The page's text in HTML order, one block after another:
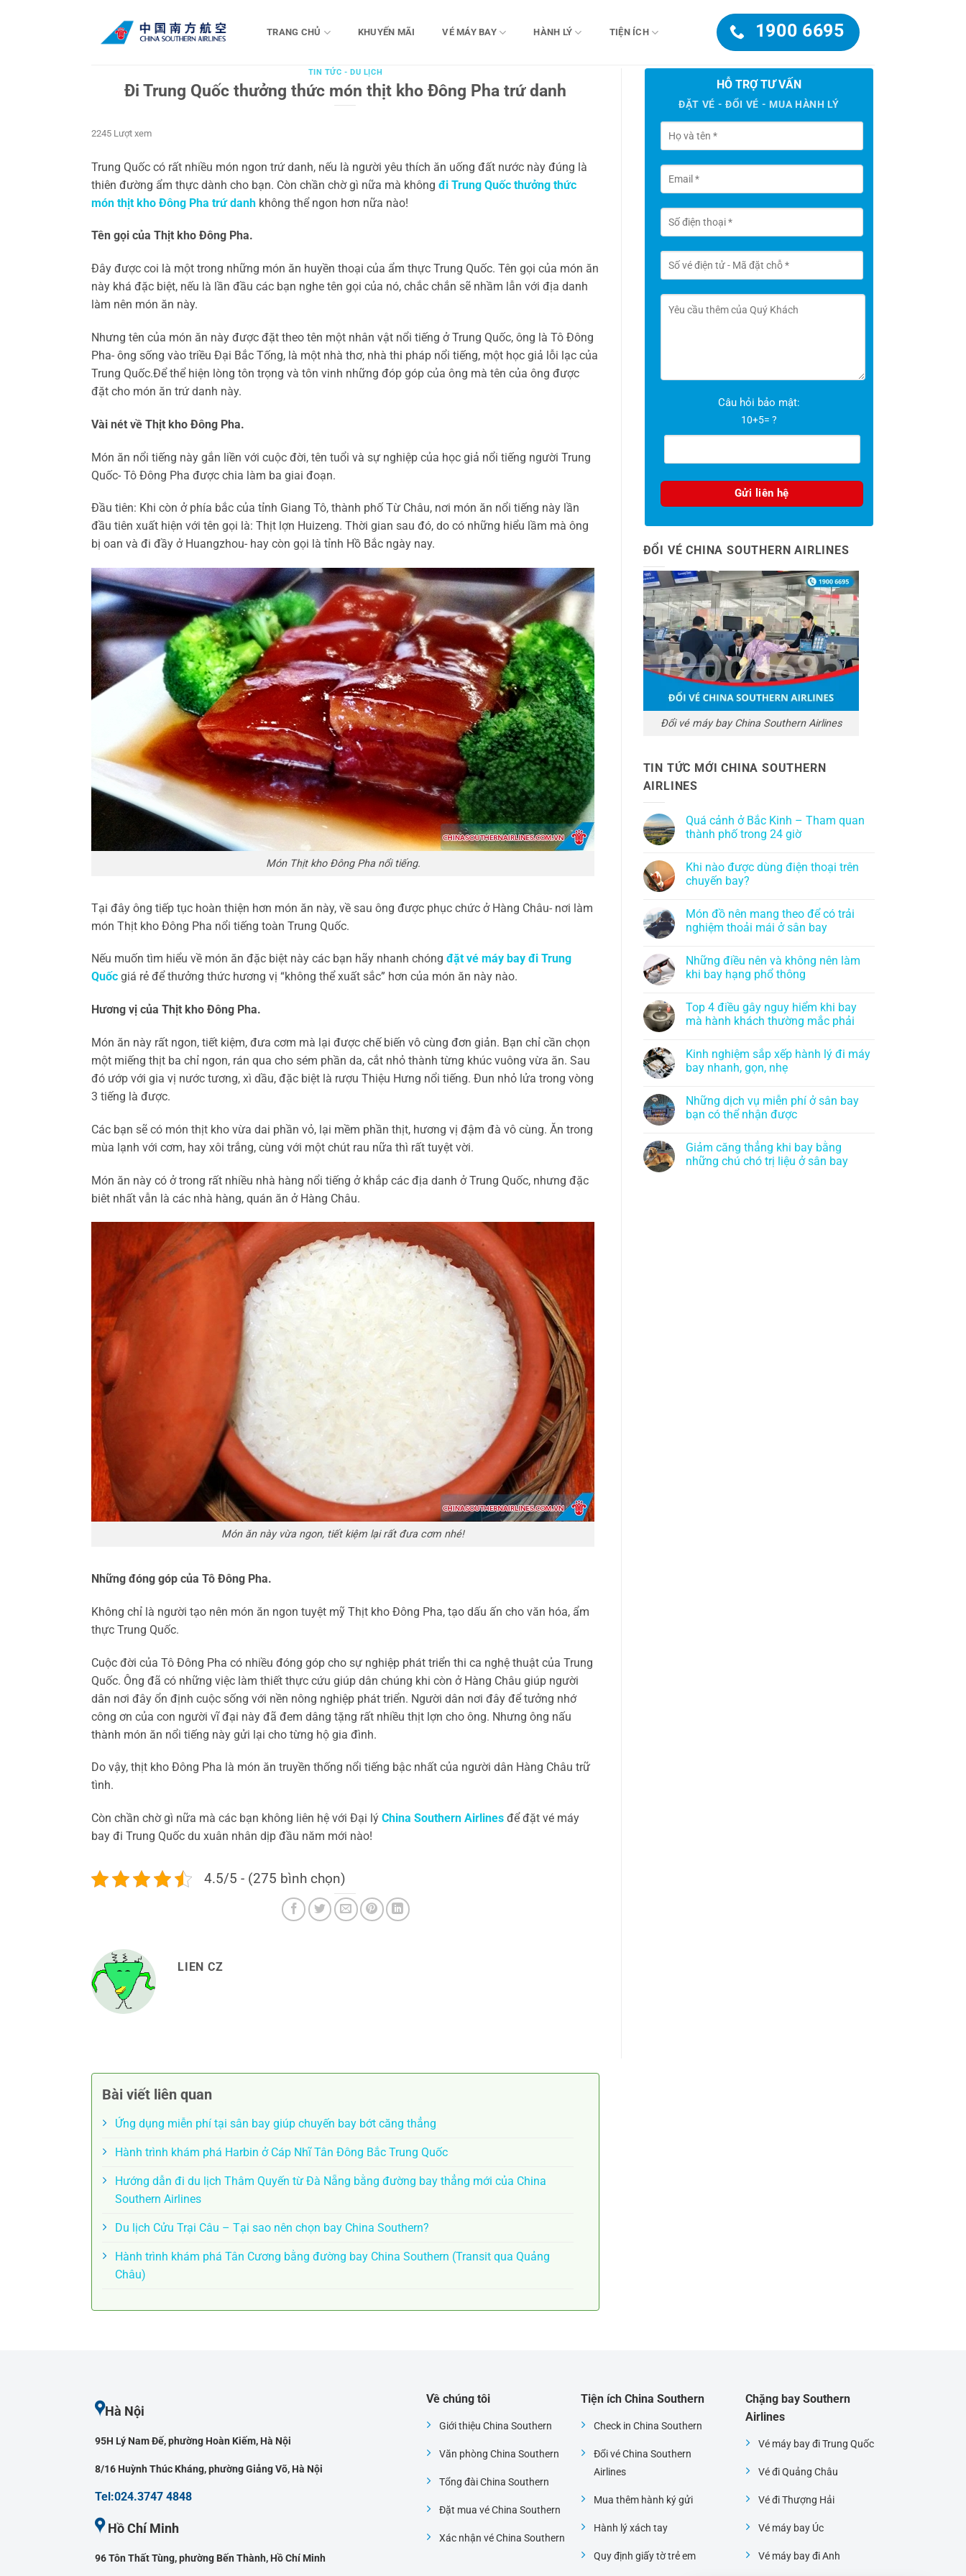
TRANG CHỦ KHUYẾN MÃI VÉ MÁY BAY HÀNH LÝ TIỆN ÍCH 1900 6695
TIN TỨC - DU LỊCH
Đi Trung Quốc thưởng thức món thịt kho Đông Pha trứ danh
2245 Lượt xem
Trung Quốc có rất nhiều món ngon trứ danh, nếu là người yêu thích ăn uống đất nước này đúng là
thiên đường ẩm thực dành cho bạn. Còn chần chờ gì nữa mà không đi Trung Quốc thưởng thức
món thịt kho Đông Pha trứ danh không thể ngon hơn nữa nào!
Tên gọi của Thịt kho Đông Pha.
Đây được coi là một trong những món ăn huyền thoại của ẩm thực Trung Quốc. Tên gọi của món ăn
này khá đặc biệt, nếu là lần đầu các bạn nghe tên gọi của nó, chắc chắn sẽ nhầm lẫn với địa danh
làm nên món ăn này.
Nhưng tên của món ăn này được đặt theo tên một nhân vật nổi tiếng ở Trung Quốc, ông là Tô Đông
Pha- ông sống vào triều Đại Bắc Tống, là một nhà thơ, nhà thi pháp nổi tiếng, một học giả lỗi lạc của
Trung Quốc.Để thể hiện lòng tôn trọng và tôn vinh những đóp góp của ông mà tên của ông được
đặt cho món ăn trứ danh này.
Vài nét về Thịt kho Đông Pha.
Món ăn nổi tiếng này gắn liền với cuộc đời, tên tuổi và sự nghiệp của học giả nổi tiếng người Trung
Quốc- Tô Đông Pha được chia làm ba giai đoạn.
Đầu tiên: Khi còn ở phía bắc của tỉnh Giang Tô, thành phố Từ Châu, nơi món ăn nổi tiếng này lần
đầu tiên xuất hiện với tên gọi là: Thịt lợn Huizeng. Thời gian sau đó, do có những hiểu lầm mà ông
bị oan và đi đầy ở Huangzhou- hay còn gọi là tỉnh Hồ Bắc ngày nay.
Món Thịt kho Đông Pha nổi tiếng.
Tại đây ông tiếp tục hoàn thiện hơn món ăn này, về sau ông được phục chức ở Hàng Châu- nơi làm
món Thịt kho Đông Pha nổi tiếng toàn Trung Quốc.
Nếu muốn tìm hiểu về món ăn đặc biệt này các bạn hãy nhanh chóng đặt vé máy bay đi Trung
Quốc giá rẻ để thưởng thức hương vị “không thể xuất sắc” hơn của món ăn này nào.
Hương vị của Thịt kho Đông Pha.
Món ăn này rất ngon, tiết kiệm, đưa cơm mà lại được chế biến vô cùng đơn giản. Bạn chỉ cần chọn
một miếng thịt ba chỉ ngon, rán qua cho sém phần da, cắt nhỏ thành từng khúc vuông vừa ăn. Sau
đó ướp với gia vị nước tương, xì dầu, đặc biệt là rượu Thiệu Hưng nổi tiếng. Đun nhỏ lửa trong vòng
3 tiếng là được.
Các bạn sẽ có món thịt kho vừa dai phần vỏ, lại mềm phần thịt, hương vị đậm đà vô cùng. Ăn trong
mùa lạnh với cơm, hay xôi trắng, cùng với một chút rau nữa thì rất tuyệt vời.
Món ăn này có ở trong rất nhiều nhà hàng nổi tiếng ở khắp các địa danh ở Trung Quốc, nhưng đặc
biêt nhất vẫn là các nhà hàng, quán ăn ở Hàng Châu.
Món ăn này vừa ngon, tiết kiệm lại rất đưa cơm nhé!
Những đóng góp của Tô Đông Pha.
Không chỉ là người tạo nên món ăn ngon tuyệt mỹ Thịt kho Đông Pha, tạo dấu ấn cho văn hóa, ẩm
thực Trung Quốc.
Cuộc đời của Tô Đông Pha có nhiều đóng góp cho sự nghiệp phát triển thi ca nghệ thuật của Trung
Quốc. Ông đã có những việc làm thiết thực cứu giúp dân chúng khi còn ở Hàng Châu giúp người
dân nơi đây ổn định cuộc sống với nền nông nghiệp phát triển. Người dân nơi đây để tưởng nhớ
công ơn của con người vĩ đại này đã đem dâng tặng rất nhiều thịt lợn cho ông. Nhưng ông nấu
thành món ăn nổi tiếng này gửi lại cho từng hộ gia đình.
Do vậy, thịt kho Đông Pha là món ăn truyền thống nổi tiếng bậc nhất của người dân Hàng Châu trữ
tình.
Còn chần chờ gì nữa mà các bạn không liên hệ với Đại lý China Southern Airlines để đặt vé máy
bay đi Trung Quốc du xuân nhân dịp đầu năm mới nào!
4.5/5 - (275 bình chọn)
LIEN CZ
HỖ TRỢ TƯ VẤN
ĐẶT VÉ - ĐỔI VÉ - MUA HÀNH LÝ
Câu hỏi bảo mật:
10+5= ?
ĐỔI VÉ CHINA SOUTHERN AIRLINES
Đổi vé máy bay China Southern Airlines
TIN TỨC MỚI CHINA SOUTHERN
AIRLINES
Quá cảnh ở Bắc Kinh – Tham quan
thành phố trong 24 giờ
Khi nào được dùng điện thoại trên
chuyến bay?
Món đồ nên mang theo để có trải
nghiệm thoải mái ở sân bay
Những điều nên và không nên làm
khi bay hạng phổ thông
Top 4 điều gây nguy hiểm khi bay
mà hành khách thường mắc phải
Kinh nghiệm sắp xếp hành lý đi máy
bay nhanh, gọn, nhẹ
Những dịch vụ miễn phí ở sân bay
bạn có thể nhận được
Giảm căng thẳng khi bay bằng
những chú chó trị liệu ở sân bay
Bài viết liên quan
Ứng dụng miễn phí tại sân bay giúp chuyến bay bớt căng thẳng
Hành trình khám phá Harbin ở Cáp Nhĩ Tân Đông Bắc Trung Quốc
Hướng dẫn đi du lịch Thâm Quyến từ Đà Nẵng bằng đường bay thẳng mới của China
Southern Airlines
Du lịch Cửu Trại Câu – Tại sao nên chọn bay China Southern?
Hành trình khám phá Tân Cương bằng đường bay China Southern (Transit qua Quảng
Châu)
Hà Nội
95H Lý Nam Đế, phường Hoàn Kiếm, Hà Nội
8/16 Huỳnh Thúc Kháng, phường Giảng Võ, Hà Nội
Tel:024.3747 4848
Hồ Chí Minh
96 Tôn Thất Tùng, phường Bến Thành, Hồ Chí Minh
Về chúng tôi
Giới thiệu China Southern
Văn phòng China Southern
Tổng đài China Southern
Đặt mua vé China Southern
Xác nhận vé China Southern
Tiện ích China Southern
Check in China Southern
Đổi vé China Southern
Airlines
Mua thêm hành ký gửi
Hành lý xách tay
Quy định giấy tờ trẻ em
Chặng bay Southern
Airlines
Vé máy bay đi Trung Quốc
Vé đi Quảng Châu
Vé đi Thượng Hải
Vé máy bay Úc
Vé máy bay đi Anh